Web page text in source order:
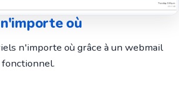
où
n'importe où grâce à un webmail